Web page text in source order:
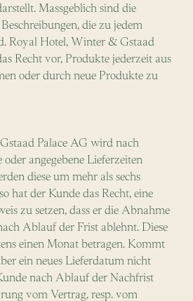
Massgeblich sind die
die zu jedem
Royal Hotel, Winter & Gstaad
Recht vor, Produkte jederzeit aus
oder durch neue Produkte zu
Palace AG wird nach
angegebene Lieferzeiten
diese um mehr als sechs
hat der Kunde das Recht, eine
zu setzen, dass er die Abnahme
Ablauf der Frist ablehnt. Diese
einen Monat betragen. Kommt
ein neues Lieferdatum nicht
nach Ablauf der Nachfrist
vom Vertrag, resp. vom